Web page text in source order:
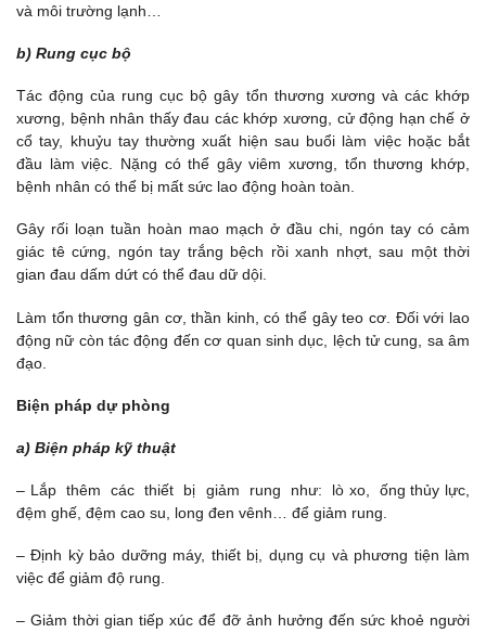
và môi trường lạnh…
b) Rung cục bộ
Tác động của rung cục bộ gây tổn thương xương và các khớp
xương, bệnh nhân thấy đau các khớp xương, cử động hạn chế ở
cổ tay, khuỷu tay thường xuất hiện sau buổi làm việc hoặc bắt
đầu làm việc. Nặng có thể gây viêm xương, tổn thương khớp,
bệnh nhân có thể bị mất sức lao động hoàn toàn.
Gây rối loạn tuần hoàn mao mạch ở đầu chi, ngón tay có cảm
giác tê cứng, ngón tay trắng bệch rồi xanh nhợt, sau một thời
gian đau dấm dứt có thể đau dữ dội.
Làm tổn thương gân cơ, thần kinh, có thể gây teo cơ. Đối với lao
động nữ còn tác động đến cơ quan sinh dục, lệch tử cung, sa âm
đạo.
Biện pháp dự phòng
a) Biện pháp kỹ thuật
– Lắp thêm các thiết bị giảm rung như: lò xo, ống thủy lực,
đệm ghế, đệm cao su, long đen vênh… để giảm rung.
– Định kỳ bảo dưỡng máy, thiết bị, dụng cụ và phương tiện làm
việc để giảm độ rung.
– Giảm thời gian tiếp xúc để đỡ ảnh hưởng đến sức khoẻ người